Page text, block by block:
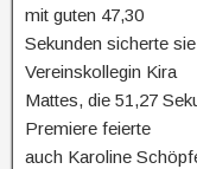
mit guten 47,30
Sekunden sicherte
Vereinskollegin Kira
Mattes, die 51,27
Premiere feierte
auch Karoline